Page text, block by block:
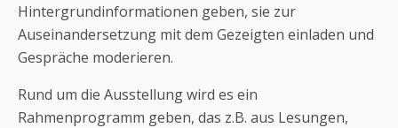
Hintergrundinformationen geben, sie zur
Auseinandersetzung mit dem Gezeigten einladen und
Gespräche moderieren.
Rund um die Ausstellung wird es ein
Rahmenprogramm geben, das z.B. aus Lesungen,